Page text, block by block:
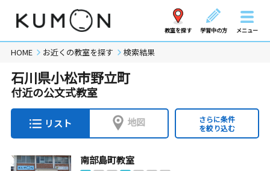
教室を探す 学習中の方 メニュー
HOME お近くの教室を探す 検索結果
石川県小松市野立町
付近の公文式教室
リスト 地図
さらに条件
を絞り込む
南部島町教室